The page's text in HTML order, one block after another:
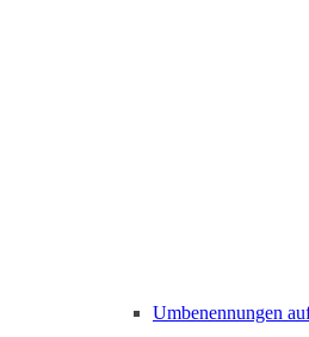
Umbenennungen